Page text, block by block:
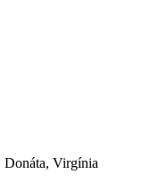
Virgínia